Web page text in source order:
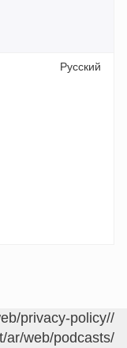
Русский
/contact/ar/area.jsp?area=meetings
privacy-policy/
ar/web/podcasts/